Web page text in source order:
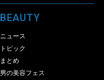
BEAUTY
ニュース
トピック
まとめ
男の美容フェス